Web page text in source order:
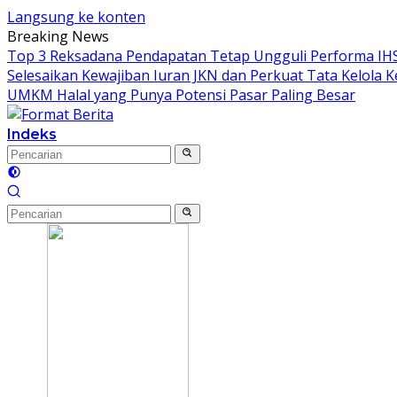
Langsung ke konten
Breaking News
Top 3 Reksadana Pendapatan Tetap Ungguli Performa
Selesaikan Kewajiban Iuran JKN dan Perkuat Tata Kelola
UMKM Halal yang Punya Potensi Pasar Paling Besar
Indeks